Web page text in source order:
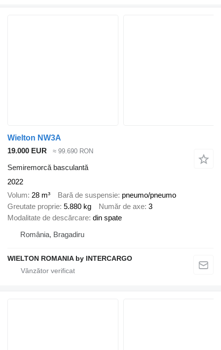
Wielton NW3A
19.000 EUR
≈ 99.690 RON
Semiremorcă basculantă
2022
Volum 28 m³ Bară de suspensie pneumo/pneumo
Greutate proprie 5.880 kg Număr de axe 3
Modalitate de descărcare din spate
România, Bragadiru
WIELTON ROMANIA by INTERCARGO